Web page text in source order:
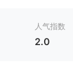
人气指数
2.0